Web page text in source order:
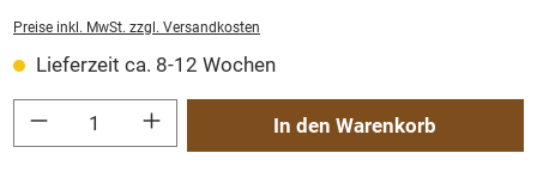
Preise inkl. MwSt. zzgl. Versandkosten
Lieferzeit ca. 8-12 Wochen
Produkt Anzahl: Gib den gewünschten Wert ein oder benutze die Schaltflächen
In den Warenkorb